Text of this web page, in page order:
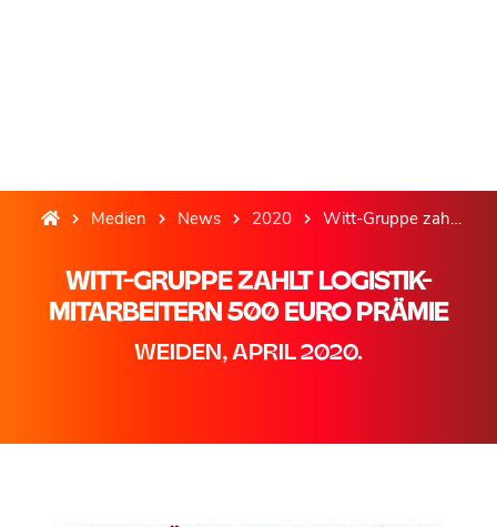
Medien News 2020 Witt-Gruppe zahlt Logistik-Mitarbeitern 500 Euro Prämie
WITT-GRUPPE ZAHLT LOGISTIK-
MITARBEITERN 500 EURO PRÄMIE
WEIDEN, APRIL 2020.